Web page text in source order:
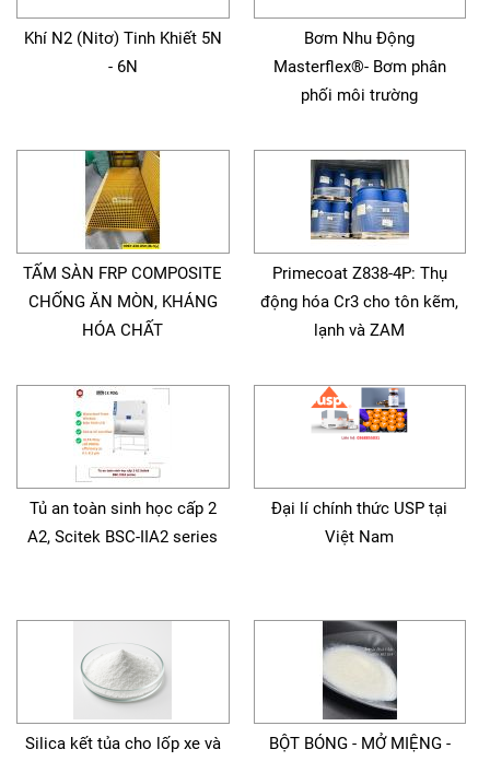
Khí N2 (Nitơ) Tinh Khiết 5N
- 6N
Bơm Nhu Động
Masterflex®- Bơm phân
phối môi trường
TẤM SÀN FRP COMPOSITE
CHỐNG ĂN MÒN, KHÁNG
HÓA CHẤT
Primecoat Z838-4P: Thụ
động hóa Cr3 cho tôn kẽm,
lạnh và ZAM
Tủ an toàn sinh học cấp 2
A2, Scitek BSC-IIA2 series
Đại lí chính thức USP tại
Việt Nam
Silica kết tủa cho lốp xe và
BỘT BÓNG - MỞ MIỆNG -